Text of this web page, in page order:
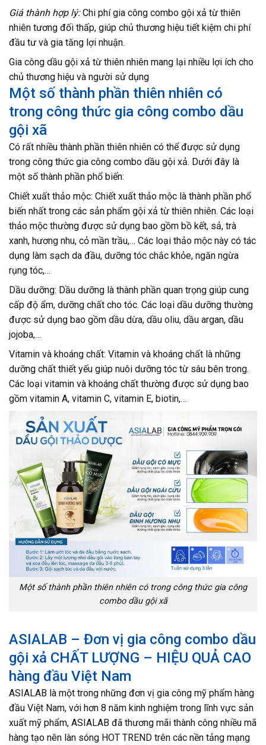
Giá thành hợp lý:Chi phí gia công combo gội xả từ thiên
nhiên tương đối thấp, giúp chủ thương hiệu tiết kiệm chi phí
đầu tư và gia tăng lợi nhuận.
Gia công dầu gội xả từ thiên nhiên mang lại nhiều lợi ích cho
chủ thương hiệu và người sử dụng
Một số thành phần thiên nhiên có
trong công thức gia công combo dầu
gội xã
Có rất nhiều thành phần thiên nhiên có thể được sử dụng
trong công thức gia công combo dầu gội xả. Dưới đây là
một số thành phần phổ biến:
Chiết xuất thảo mộc: Chiết xuất thảo mộc là thành phần phổ
biến nhất trong các sản phẩm gội xả từ thiên nhiên. Các loại
thảo mộc thường được sử dụng bao gồm bồ kết, sả, trà
xanh, hương nhu, cỏ mần trầu,… Các loại thảo mộc này có tác
dụng làm sạch da đầu, dưỡng tóc chắc khỏe, ngăn ngừa
rụng tóc,…
Dầu dưỡng: Dầu dưỡng là thành phần quan trọng giúp cung
cấp độ ẩm, dưỡng chất cho tóc. Các loại dầu dưỡng thường
được sử dụng bao gồm dầu dừa, dầu oliu, dầu argan, dầu
jojoba,…
Vitamin và khoáng chất: Vitamin và khoáng chất là những
dưỡng chất thiết yếu giúp nuôi dưỡng tóc từ sâu bên trong.
Các loại vitamin và khoáng chất thường được sử dụng bao
gồm vitamin A, vitamin C, vitamin E, biotin,…
Một số thành phần thiên nhiên có trong công thức gia công
combo dầu gội xã
ASIALAB – Đơn vị gia công combo dầu
gội xả CHẤT LƯỢNG – HIỆU QUẢ CAO
hàng đầu Việt Nam
ASIALAB là một trong những đơn vị gia công mỹ phẩm hàng
đầu Việt Nam, với hơn 8 năm kinh nghiệm trong lĩnh vực sản
xuất mỹ phẩm, ASIALAB đã thương mãi thành công nhiều mã
hàng tạo nên làn sóng HOT TREND trên các nền tảng mạng